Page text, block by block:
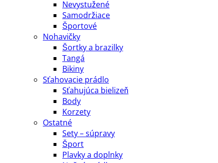
Nevystužené
Samodržiace
Športové
Nohavičky
Šortky a brazilky
Tangá
Bikiny
Sťahovacie prádlo
Sťahujúca bielizeň
Body
Korzety
Ostatné
Sety – súpravy
Šport
Plavky a doplnky